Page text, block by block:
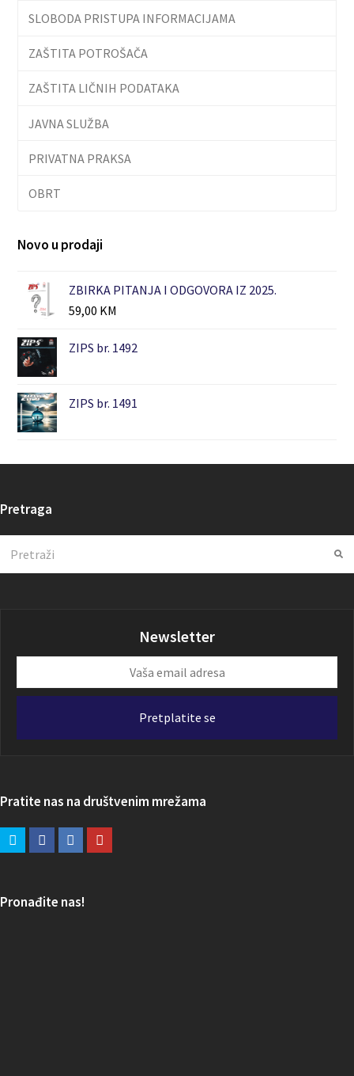
SLOBODA PRISTUPA INFORMACIJAMA
ZAŠTITA POTROŠAČA
ZAŠTITA LIČNIH PODATAKA
JAVNA SLUŽBA
PRIVATNA PRAKSA
OBRT
Novo u prodaji
ZBIRKA PITANJA I ODGOVORA IZ 2025.
59,00 KM
ZIPS br. 1492
ZIPS br. 1491
Pretraga
Newsletter
email
Pretplatite se
Pratite nas na društvenim mrežama
Pronađite nas!